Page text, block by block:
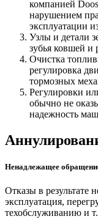
компанией
нарушением
эксплуатации
Узлы и детали
зубья ковшей
Очистка
регулировка
тормозных
Регулировки
обычно не
надежность
Ненадлежащее
Отказы в результате
эксплуатация,
техобслуживанию и